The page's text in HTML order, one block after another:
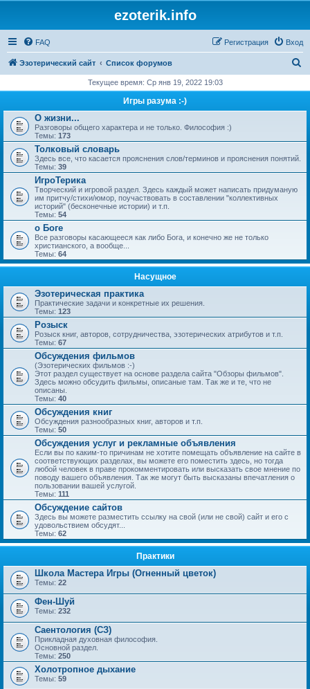
ezoterik.info
FAQ Вход
Регистрация
Эзотерический сайт Список форумов
с
Текущее время: Ср янв 19, 2022 19:03
Игры разума :-)
О жизни...
Разговоры общего характера и не только. Философия :)
Темы: 173
Толковый словарь
Здесь все, что касается прояснения слов/терминов и прояснения понятий.
Темы: 39
ИгроТерика
Творческий и игровой раздел. Здесь каждый может написать придуманую
им притчу/стихи/юмор, поучаствовать в составлении "коллективных
историй" (бесконечные истории) и т.п.
Темы: 54
о Боге
Все разговоры касающееся как либо Бога, и конечно же не только
христианского, а вообще...
Темы: 64
Насущное
Эзотерическая практика
Практические задачи и конкретные их решения.
Темы: 123
Розыск
Розыск книг, авторов, сотрудничества, эзотерических атрибутов и т.п.
Темы: 67
Обсуждения фильмов
(Эзотерических фильмов :-)
Этот раздел существует на основе раздела сайта "Обзоры фильмов".
Здесь можно обсудить фильмы, описаные там. Так же и те, что не
описаны.
Темы: 40
Обсуждения книг
Обсуждения разнообразных книг, авторов и т.п.
Темы: 50
Обсуждения услуг и рекламные объявления
Если вы по каким-то причинам не хотите помещать объявление на сайте в
соответствующих разделах, вы можете его поместить здесь, но тогда
любой человек в праве прокомментировать или высказать свое мнение по
поводу вашего объявления. Так же могут быть высказаны впечатления о
пользовании вашей услугой.
Темы: 111
Обсуждение сайтов
Здесь вы можете разместить ссылку на свой (или не свой) сайт и его с
удовольствием обсудят...
Темы: 62
Практики
Школа Мастера Игры (Огненный цветок)
Темы: 22
Фен-Шуй
Темы: 232
Саентология (СЗ)
Прикладная духовная философия.
Основной раздел.
Темы: 250
Холотропное дыхание
Темы: 59